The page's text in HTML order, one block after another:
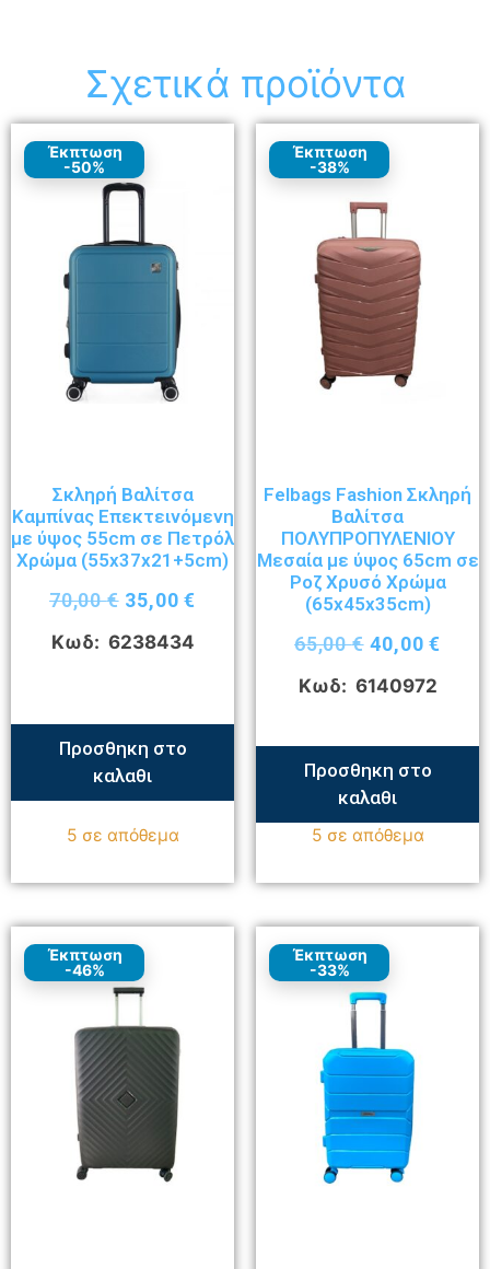
Σχετικά προϊόντα
Έκπτωση
-50%
Σκληρή Βαλίτσα
Καμπίνας Επεκτεινόμενη
με ύψος 55cm σε Πετρόλ
Χρώμα (55x37x21+5cm)
70,00€ 35,00€
Κωδ: 6238434
Προσθηκη στο
καλαθι
5 σε απόθεμα
Έκπτωση
-38%
Felbags Fashion Σκληρή
Βαλίτσα
ΠΟΛΥΠΡΟΠΥΛΕΝΙΟΥ
Μεσαία με ύψος 65cm σε
Ροζ Χρυσό Χρώμα
(65x45x35cm)
65,00€ 40,00€
Κωδ: 6140972
Προσθηκη στο
καλαθι
5 σε απόθεμα
Έκπτωση
-46%
Έκπτωση
-33%